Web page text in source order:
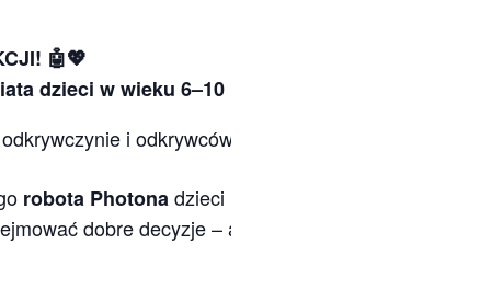
🤖💖
dzieci w wieku 6–10 lat
i odkrywców na wyjątkowe warsztaty,
robota Photonadzieci nauczą się, jak
dobre decyzje – a wszystko to poprzez